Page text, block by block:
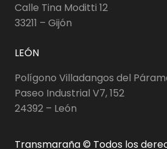
Calle Tina Moditti 12
33211 – Gijón
LEÓN
Polígono Villadangos del
Paseo Industrial V7, 152
24392 – León
Transmaraña © Todos los